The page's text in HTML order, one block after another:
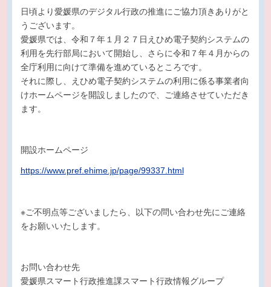
日頃より愛媛県のデジタル行政の推進にご協力頂きありがと
うございます。
愛媛県では、令和７年１月２７日えひめ電子契約システムの
利用を先行部局において開始し、さらに令和７年４月からの
全庁利用に向けて準備を進めているところです。
それに際し、えひめ電子契約システムの利用に係る事業者向
けホームページを開設しましたので、ご連絡させていただき
ます。
開設ホームページ
https://www.pref.ehime.jp/page/99337.html
※ご不明点等ございましたら、以下の問い合わせ先にご連絡
をお願いいたします。
お問い合わせ先
愛媛県スマート行政推進課スマート行政情報グループ